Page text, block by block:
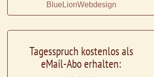
BlueLionWebdesign
Tagesspruch kostenlos als
eMail-Abo erhalten: